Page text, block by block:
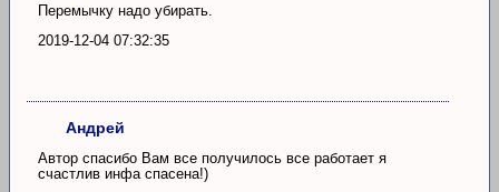
Перемычку надо убирать.
2019-12-04 07:32:35
Андрей
Автор спасибо Вам все получилось все работает я
счастлив инфа спасена!)